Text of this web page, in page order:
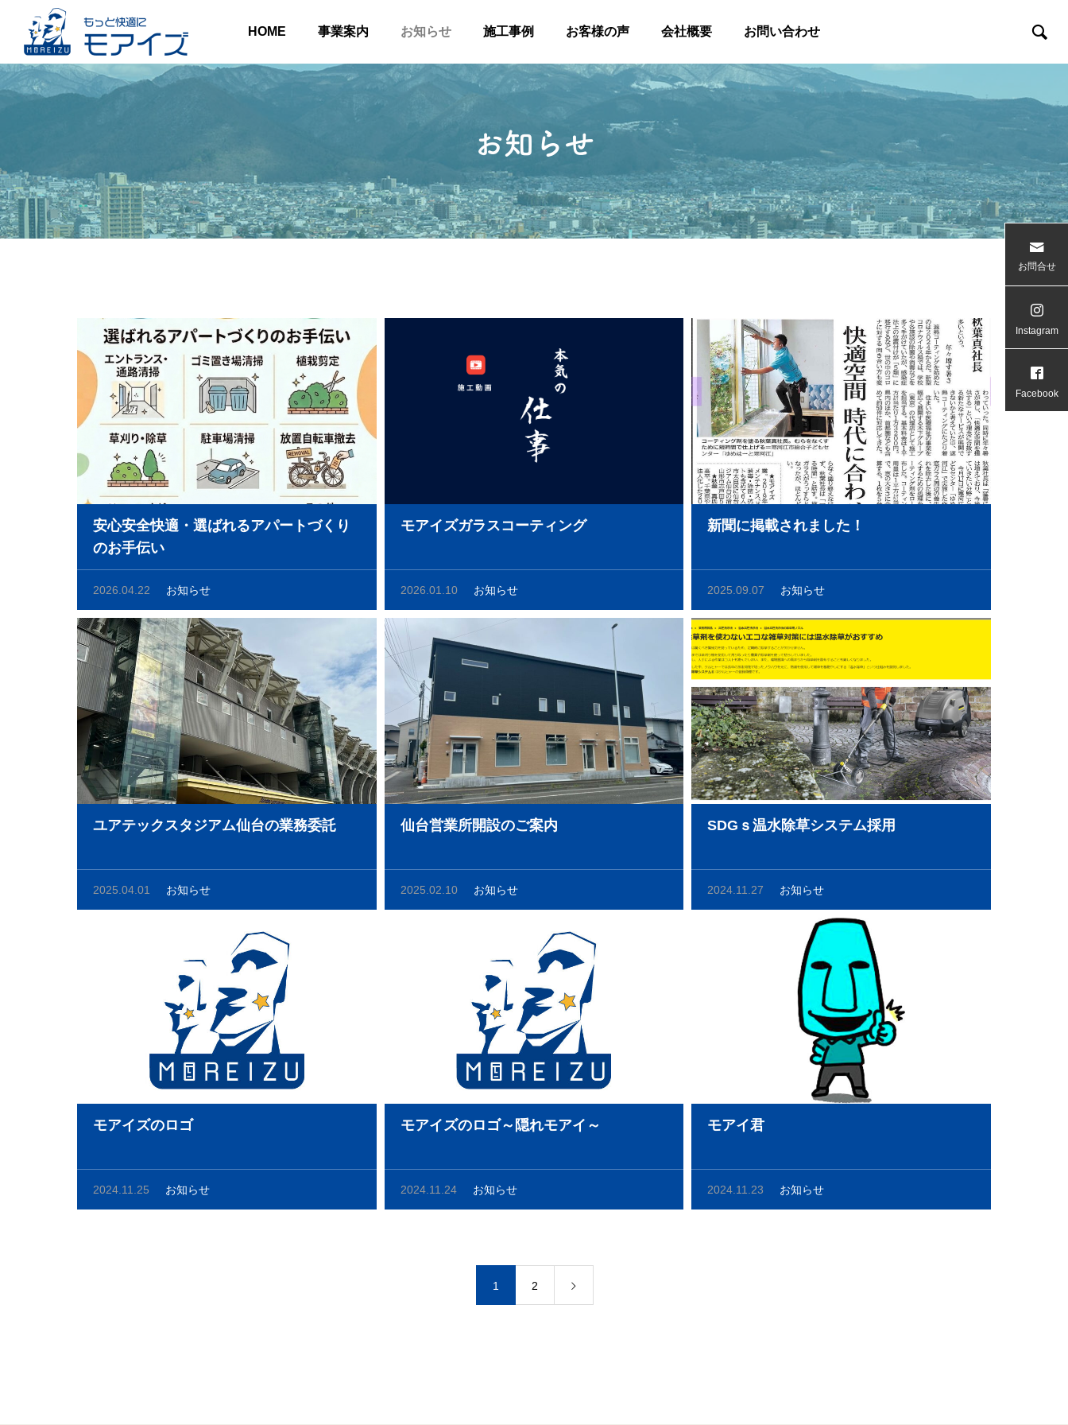
HOME 事業案内 お知らせ 施工事例 お客様の声 会社概要 お問い合わせ
お知らせ
安心安全快適・選ばれるアパートづくり
のお手伝い
2026.04.22 お知らせ
モアイズガラスコーティング
2026.01.10 お知らせ
新聞に掲載されました！
2025.09.07 お知らせ
ユアテックスタジアム仙台の業務委託
2025.04.01 お知らせ
仙台営業所開設のご案内
2025.02.10 お知らせ
SDGｓ温水除草システム採用
2024.11.27 お知らせ
モアイズのロゴ
2024.11.25 お知らせ
モアイズのロゴ～隠れモアイ～
2024.11.24 お知らせ
モアイ君
2024.11.23 お知らせ
1 2
お問合せ
Instagram
Facebook